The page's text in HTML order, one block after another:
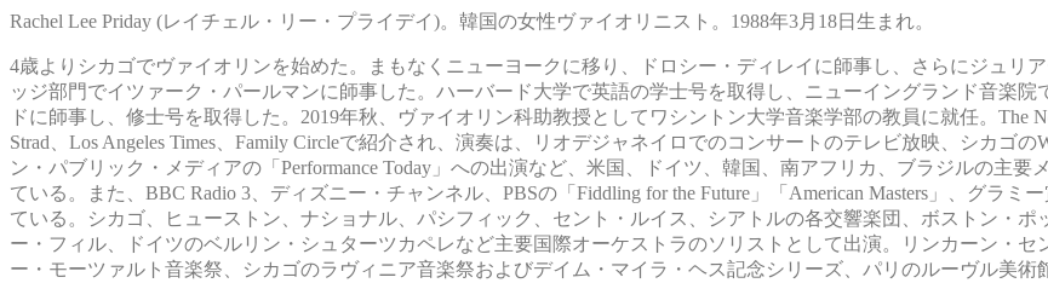
Rachel Lee Priday (レイチェル・リー・プライデイ)。韓国の女性ヴァイオリニスト。1988年3月18日生まれ。
4歳よりシカゴでヴァイオリンを始めた。まもなくニューヨークに移り、ドロシー・ディレイに師事し、さらにジュリ
ッジ部門でイツァーク・パールマンに師事した。ハーバード大学で英語の学士号を取得し、ニューイングランド音楽院
ドに師事し、修士号を取得した。2019年秋、ヴァイオリン科助教授としてワシントン大学音楽学部の教員に就任。The
Strad、Los Angeles Times、Family Circleで紹介され、演奏は、リオデジャネイロでのコンサートのテレビ放映、シカゴの
ン・パブリック・メディアの「Performance Today」への出演など、米国、ドイツ、韓国、南アフリカ、ブラジルの主要
ている。また、BBC Radio 3、ディズニー・チャンネル、PBSの「Fiddling for the Future」「American Masters」、グラミ
ている。シカゴ、ヒューストン、ナショナル、パシフィック、セント・ルイス、シアトルの各交響楽団、ボストン・ポ
ー・フィル、ドイツのベルリン・シュターツカペレなど主要国際オーケストラのソリストとして出演。リンカーン・セ
ー・モーツァルト音楽祭、シカゴのラヴィニア音楽祭およびデイム・マイラ・ヘス記念シリーズ、パリのルーヴル美術